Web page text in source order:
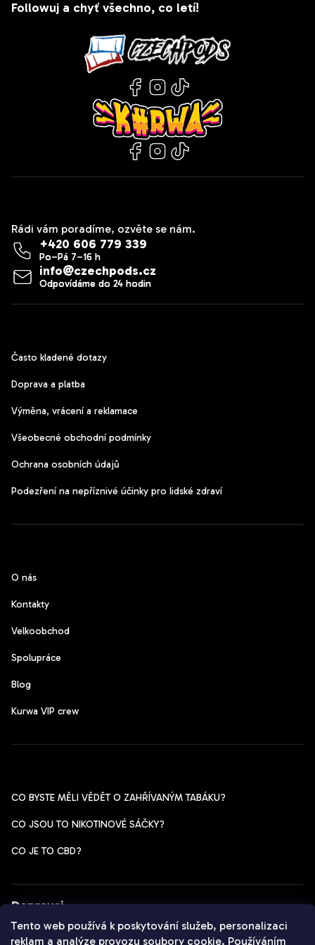
Tento web používá k poskytování služeb, personalizaci
reklam a analýze provozu soubory cookie. Používáním
Followuj a chyť všechno, co letí!
Rádi vám poradíme, ozvěte se nám.
info@czechpods.cz
+420 606 779 339
Často kladené dotazy
Doprava a platba
Výměna, vrácení a reklamace
Všeobecné obchodní podmínky
Ochrana osobních údajů
Podezření na nepříznivé účinky pro lidské zdraví
O nás
Kontakty
Velkoobchod
Spolupráce
Blog
Kurwa VIP crew
CO BYSTE MĚLI VĚDĚT O ZAHŘÍVANÝM TABÁKU?
CO JSOU TO NIKOTINOVÉ SÁČKY?
CO JE TO CBD?
Dopravci